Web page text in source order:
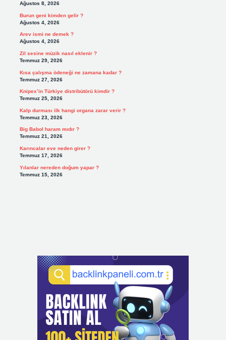
Ağustos 8, 2026
Burun geni kimden gelir ?
Ağustos 4, 2026
Arev ismi ne demek ?
Ağustos 4, 2026
Zil sesine müzik nasıl eklenir ?
Temmuz 29, 2026
Kısa çalışma ödeneği ne zamana kadar ?
Temmuz 27, 2026
Knipex’in Türkiye distribütörü kimdir ?
Temmuz 25, 2026
Kalp durması ilk hangi organa zarar verir ?
Temmuz 23, 2026
Big Babol haram mıdır ?
Temmuz 21, 2026
Karıncalar eve neden girer ?
Temmuz 17, 2026
Yılanlar nereden doğum yapar ?
Temmuz 15, 2026